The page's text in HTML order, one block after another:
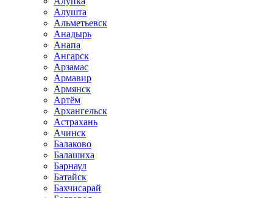
Алушта
Альметьевск
Анадырь
Анапа
Ангарск
Арзамас
Армавир
Армянск
Артём
Архангельск
Астрахань
Ачинск
Балаково
Балашиха
Барнаул
Батайск
Бахчисарай